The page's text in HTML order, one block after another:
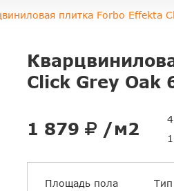
плитка Forbo Effekta
Click Grey Oak
1 879 /м2
Площадь пола Тип